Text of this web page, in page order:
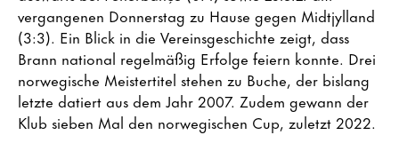
vergangenen Donnerstag zu Hause gegen Midtjylland
(3:3). Ein Blick in die Vereinsgeschichte zeigt, dass
Brann national regelmäßig Erfolge feiern konnte. Drei
norwegische Meistertitel stehen zu Buche, der bislang
letzte datiert aus dem Jahr 2007. Zudem gewann der
Klub sieben Mal den norwegischen Cup, zuletzt 2022.